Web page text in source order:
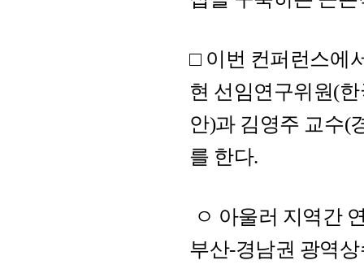
□ 이번 컨퍼런스에
현 선임연구위원(
안)과 김영주 교수(
를 한다.
ㅇ 아울러 지역간
부산-경남권 광역